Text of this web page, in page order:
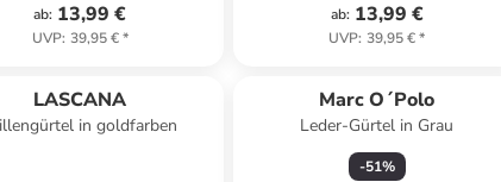
ab: 13,99 €
UVP: 39,95 €*
ab: 13,99 €
UVP: 39,95 €*
LASCANA
in goldfarben
Marc O´Polo
Leder-Gürtel in Grau
-51%